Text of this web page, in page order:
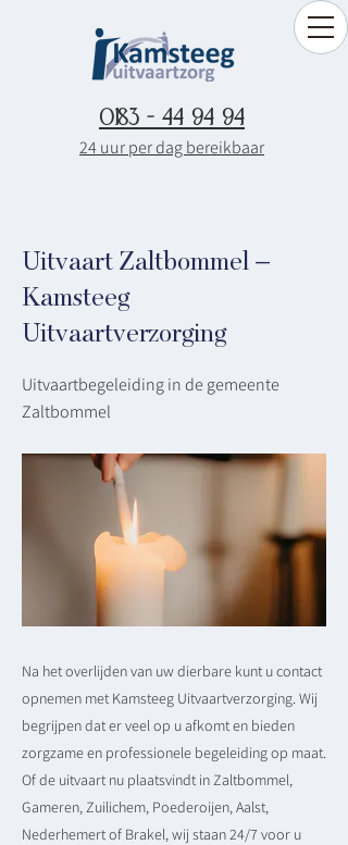
0183 - 44 94 94
24 uur per dag bereikbaar
Uitvaart Zaltbommel –
Kamsteeg
Uitvaartverzorging
Uitvaartbegeleiding in de gemeente
Zaltbommel
Na het overlijden van uw dierbare kunt u contact
opnemen met Kamsteeg Uitvaartverzorging. Wij
begrijpen dat er veel op u afkomt en bieden
zorgzame en professionele begeleiding op maat.
Of de uitvaart nu plaatsvindt in Zaltbommel,
Gameren, Zuilichem, Poederoijen, Aalst,
Nederhemert of Brakel, wij staan 24/7 voor u